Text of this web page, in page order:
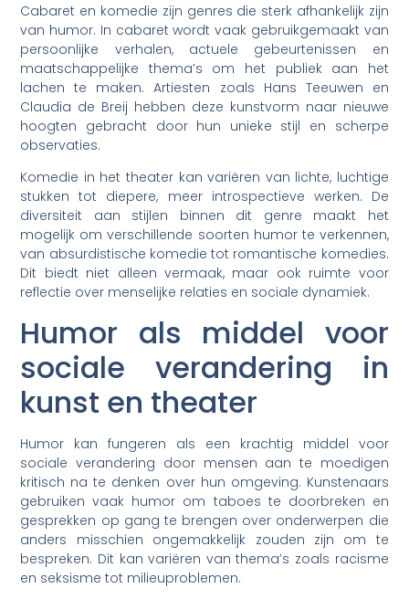
Cabaret en komedie zijn genres die sterk afhankelijk zijn
van humor. In cabaret wordt vaak gebruikgemaakt van
persoonlijke verhalen, actuele gebeurtenissen en
maatschappelijke thema’s om het publiek aan het
lachen te maken. Artiesten zoals Hans Teeuwen en
Claudia de Breij hebben deze kunstvorm naar nieuwe
hoogten gebracht door hun unieke stijl en scherpe
observaties.
Komedie in het theater kan variëren van lichte, luchtige
stukken tot diepere, meer introspectieve werken. De
diversiteit aan stijlen binnen dit genre maakt het
mogelijk om verschillende soorten humor te verkennen,
van absurdistische komedie tot romantische komedies.
Dit biedt niet alleen vermaak, maar ook ruimte voor
reflectie over menselijke relaties en sociale dynamiek.
Humor als middel voor
sociale verandering in
kunst en theater
Humor kan fungeren als een krachtig middel voor
sociale verandering door mensen aan te moedigen
kritisch na te denken over hun omgeving. Kunstenaars
gebruiken vaak humor om taboes te doorbreken en
gesprekken op gang te brengen over onderwerpen die
anders misschien ongemakkelijk zouden zijn om te
bespreken. Dit kan variëren van thema’s zoals racisme
en seksisme tot milieuproblemen.